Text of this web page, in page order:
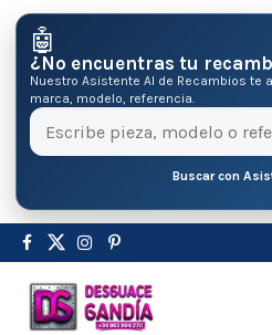
🤖
¿No encuentras tu
Nuestro Asistente AI de Recambios te
marca, modelo, referencia.
Buscar con